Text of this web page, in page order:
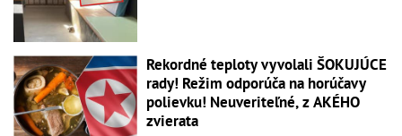
Rekordné teploty vyvolali ŠOKUJÚCE
rady! Režim odporúča na horúčavy
polievku! Neuveriteľné, z AKÉHO
zvierata